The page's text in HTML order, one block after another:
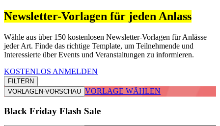
Newsletter-Vorlagen für jeden Anlass
Wähle aus über 150 kostenlosen Newsletter-Vorlagen für Anlässe
jeder Art. Finde das richtige Template, um Teilnehmende und
Interessierte über Events und Veranstaltungen zu informieren.
KOSTENLOS ANMELDEN
FILTERN
VORLAGEN-VORSCHAU VORLAGE WÄHLEN
Black Friday Flash Sale